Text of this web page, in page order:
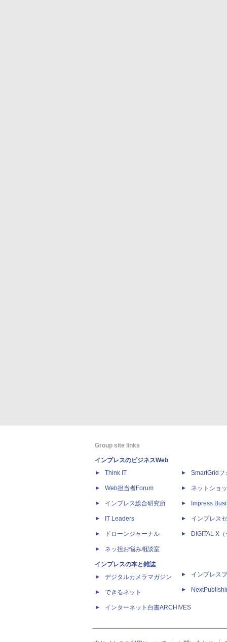
Group site links
インプレスのビジネスWeb
Think IT
Web担当者Forum
インプレス総合研究所
IT Leaders
ドローンジャーナル
ネッ担お悩み相談室
インプレスの本と雑誌
デジタルカメラマガジン
できるネット
インターネット白書ARCHIVES
SmartGridフ
ネットショ
Impress
インプレス
DIGITAL X
インプレス